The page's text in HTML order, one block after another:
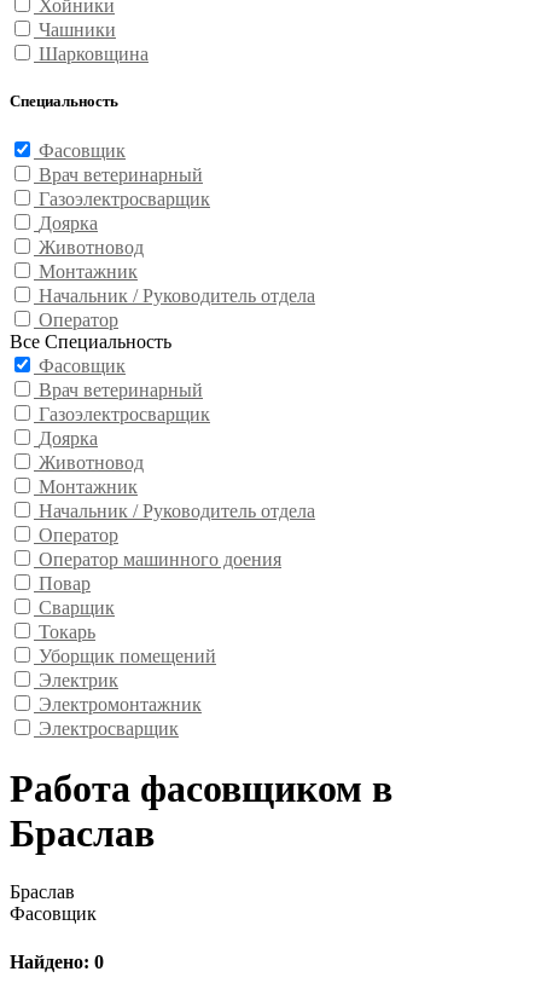
Хойники
Чашники
Шарковщина
Специальность
Фасовщик
Врач ветеринарный
Газоэлектросварщик
Доярка
Животновод
Монтажник
Начальник / Руководитель отдела
Оператор
Все Специальность
Фасовщик
Врач ветеринарный
Газоэлектросварщик
Доярка
Животновод
Монтажник
Начальник / Руководитель отдела
Оператор
Оператор машинного доения
Повар
Сварщик
Токарь
Уборщик помещений
Электрик
Электромонтажник
Электросварщик
Работа фасовщиком в
Браслав
Браслав
Фасовщик
Найдено: 0